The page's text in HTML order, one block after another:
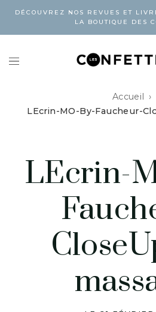
DÉCOUVREZ NOS REVUES ET
LA BOUTIQUE DES
Accueil
LEcrin-MO-By-Faucheur-
LEcrin-